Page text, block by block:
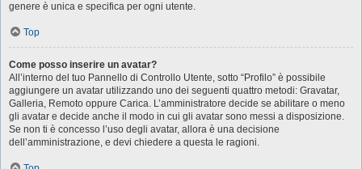
genere è unica e specifica per ogni utente.
Top
Come posso inserire un avatar?
All’interno del tuo Pannello di Controllo Utente, sotto “Profilo” è possibile
aggiungere un avatar utilizzando uno dei seguenti quattro metodi: Gravatar,
Galleria, Remoto oppure Carica. L’amministratore decide se abilitare o meno
gli avatar e decide anche il modo in cui gli avatar sono messi a disposizione.
Se non ti è concesso l’uso degli avatar, allora è una decisione
dell’amministrazione, e devi chiedere a questa le ragioni.